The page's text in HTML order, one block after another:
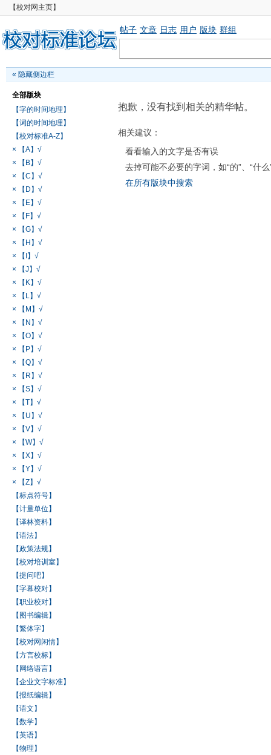
【校对网主页】
帖子 文章 日志 用户 版块 群组
« 隐藏侧边栏
全部版块
【字的时间地理】
【词的时间地理】
【校对标准A-Z】
× 【A】√
× 【B】√
× 【C】√
× 【D】√
× 【E】√
× 【F】√
× 【G】√
× 【H】√
× 【I】√
× 【J】√
× 【K】√
× 【L】√
× 【M】√
× 【N】√
× 【O】√
× 【P】√
× 【Q】√
× 【R】√
× 【S】√
× 【T】√
× 【U】√
× 【V】√
× 【W】√
× 【X】√
× 【Y】√
× 【Z】√
【标点符号】
【计量单位】
【译林资料】
【语法】
【政策法规】
【校对培训室】
【提问吧】
【字幕校对】
【职业校对】
【图书编辑】
【繁体字】
【校对网闲情】
【方言校标】
【网络语言】
【企业文字标准】
【报纸编辑】
【语文】
【数学】
【英语】
【物理】
抱歉，没有找到相关的精华帖。
相关建议：
看看输入的文字是否有误
去掉可能不必要的字词，如“的”、“什么
在所有版块中搜索